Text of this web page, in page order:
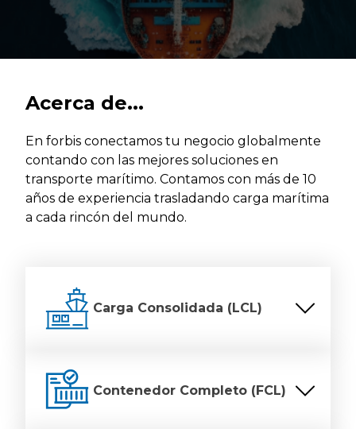
Acerca de...
En forbis conectamos tu negocio globalmente
contando con las mejores soluciones en
transporte marítimo. Contamos con más de 10
años de experiencia trasladando carga marítima
a cada rincón del mundo.
Carga Consolidada (LCL)
Contenedor Completo (FCL)